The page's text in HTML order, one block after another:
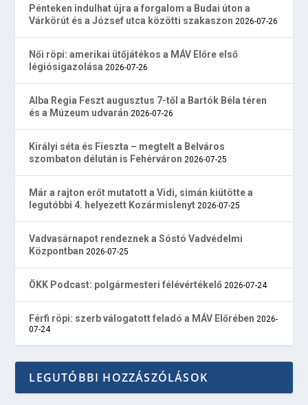
Pénteken indulhat újra a forgalom a Budai úton a
Várkörút és a József utca közötti szakaszon 2026-07-26
Női röpi: amerikai ütőjátékos a MÁV Előre első
légiósigazolása 2026-07-26
Alba Regia Feszt augusztus 7-től a Bartók Béla téren
és a Múzeum udvarán 2026-07-26
Királyi séta és Fieszta – megtelt a Belváros
szombaton délután is Fehérváron 2026-07-25
Már a rajton erőt mutatott a Vidi, simán kiütötte a
legutóbbi 4. helyezett Kozármislenyt 2026-07-25
Vadvasárnapot rendeznek a Sóstó Vadvédelmi
Központban 2026-07-25
ÖKK Podcast: polgármesteri félévértékelő 2026-07-24
Férfi röpi: szerb válogatott feladó a MÁV Előrében 2026-
07-24
LEGUTÓBBI HOZZÁSZÓLÁSOK